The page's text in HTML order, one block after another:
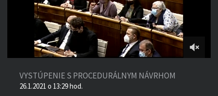
6:09:01
VYSTÚPENIE S PROCEDURÁLNYM NÁVRHOM
26.1.2021 o 13:29 hod.